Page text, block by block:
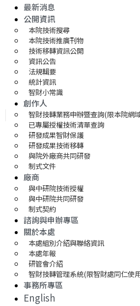
最新消息
公開資訊
本院技術搜尋
本院技術推廣刊物
技術移轉資訊公開
資訊公告
法規輯要
統計資訊
智財小常識
創作人
智財技轉業務申辦暨查詢(限本院網
已專屬授權技術清單查詢
研發成果智財保護
研發成果技術移轉
與院外廠商共同研發
制式文件
廠商
與中研院技術授權
與中研院共同研發
制式契約
諮詢與申辦專區
關於本處
本處組別介紹與聯絡資訊
本處年報
研管會介紹
智財技轉管理系統(限智財處同仁使
事務所專區
English